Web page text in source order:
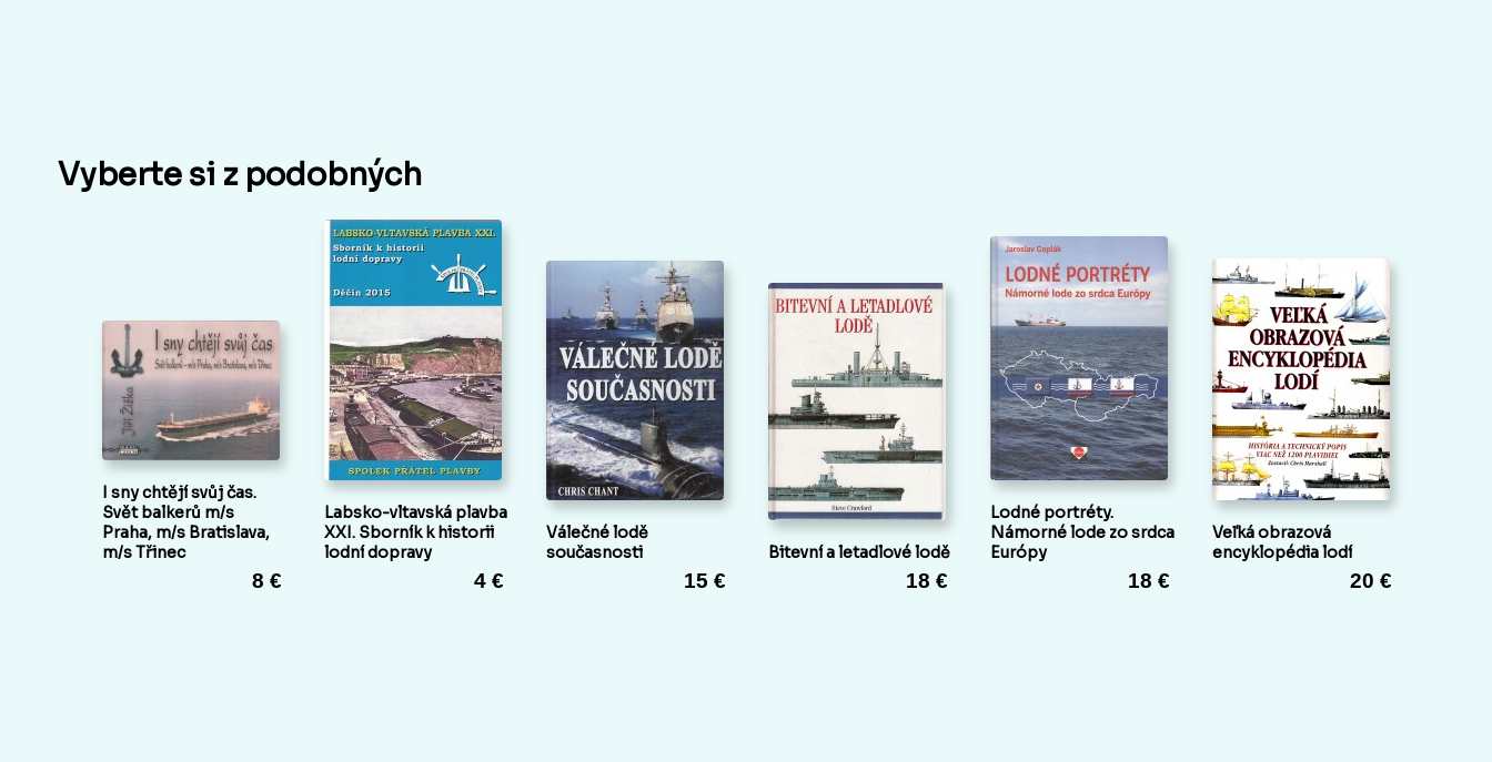
Vyberte si z podobných
I sny chtějí svůj čas.
Svět balkerů m/s
Praha, m/s Bratislava,
m/s Třinec
8 €
Labsko-vltavská plavba
XXI. Sborník k historii
lodní dopravy
4 €
Válečné lodě
současnosti
15 €
Bitevní a letadlové lodě
18 €
Lodné portréty.
Námorné lode zo srdca
Európy
18 €
Veľká obrazová
encyklopédia lodí
20 €